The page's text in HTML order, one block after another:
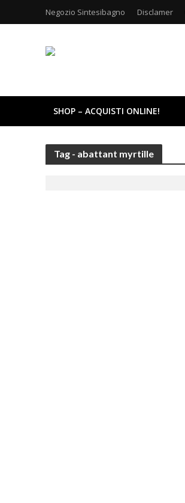
Negozio Sintesibagno Disclamer
SHOP – ACQUISTI ONLINE!
Tag - abattant myrtille